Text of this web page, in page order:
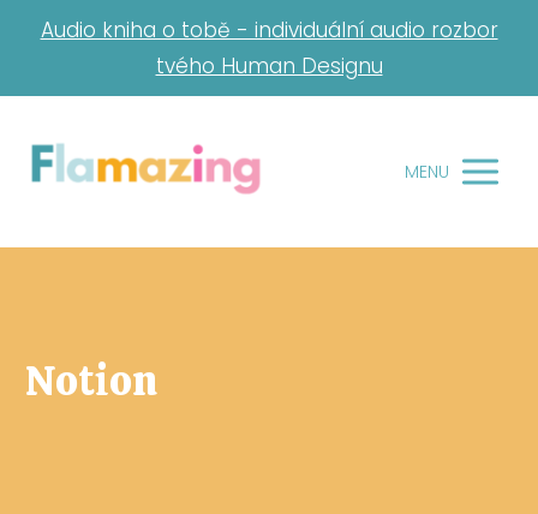
Audio kniha o tobě - individuální audio rozbor
tvého Human Designu
MENU
Notion